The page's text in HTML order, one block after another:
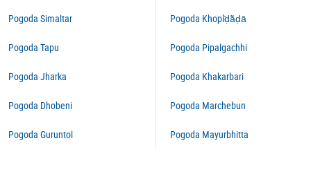
Pogoda Simaltar
Pogoda Tapu
Pogoda Jharka
Pogoda Dhobeni
Pogoda Guruntol
Pogoda Khopi̇̄ḍā̃ḍā
Pogoda Pipalgachhi
Pogoda Khakarbari
Pogoda Marchebun
Pogoda Mayurbhitta